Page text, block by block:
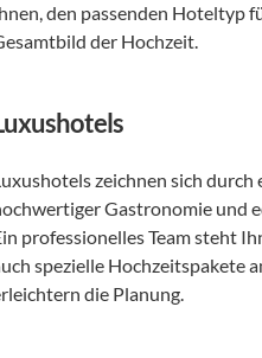
den passenden Hoteltyp
der Hochzeit.
zeichnen sich durch
Gastronomie und
professionelles Team steht
spezielle Hochzeitspakete
die Planung.